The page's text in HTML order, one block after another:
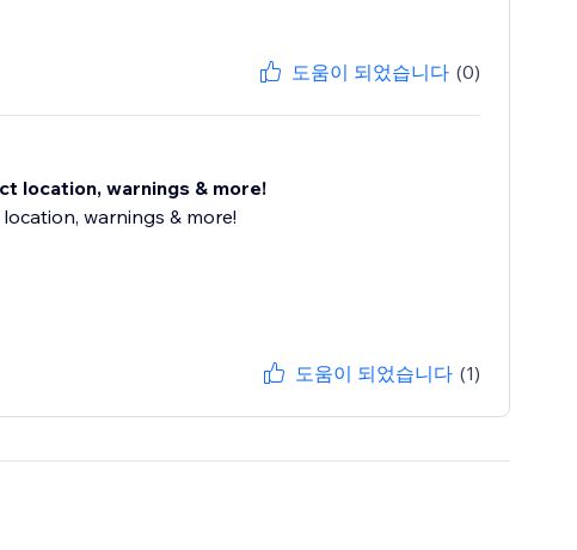
도움이 되었습니다 (0)
location, warnings & more!
warnings & more!
도움이 되었습니다 (1)